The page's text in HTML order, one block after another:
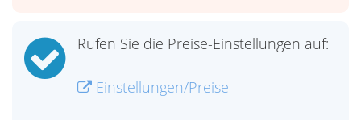
Rufen Sie die Preise-Einstellungen auf:
Einstellungen/Preise